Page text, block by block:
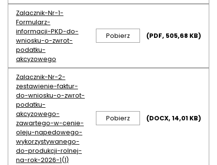
Zalacznik-Nr-1-
Formularz-
informacji-PKD-do-
wniosku-o-zwrot-
podatku-
akcyzowego
Pobierz (PDF, 505,68 KB)
Zalacznik-Nr-2-
zestawienie-faktur-
do-wniosku-o-zwrot-
podatku-
akcyzowego-
zawartego-w-cenie-
oleju-napedowego-
wykorzystywanego-
do-produkcji-rolnej-
na-rok-2026-1(1)
Pobierz (DOCX, 14,01 KB)